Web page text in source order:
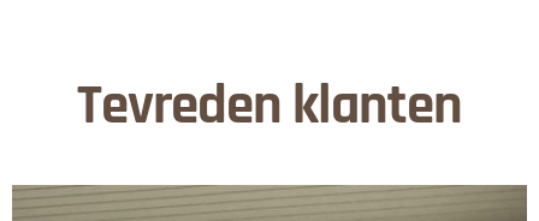
Tevreden klanten